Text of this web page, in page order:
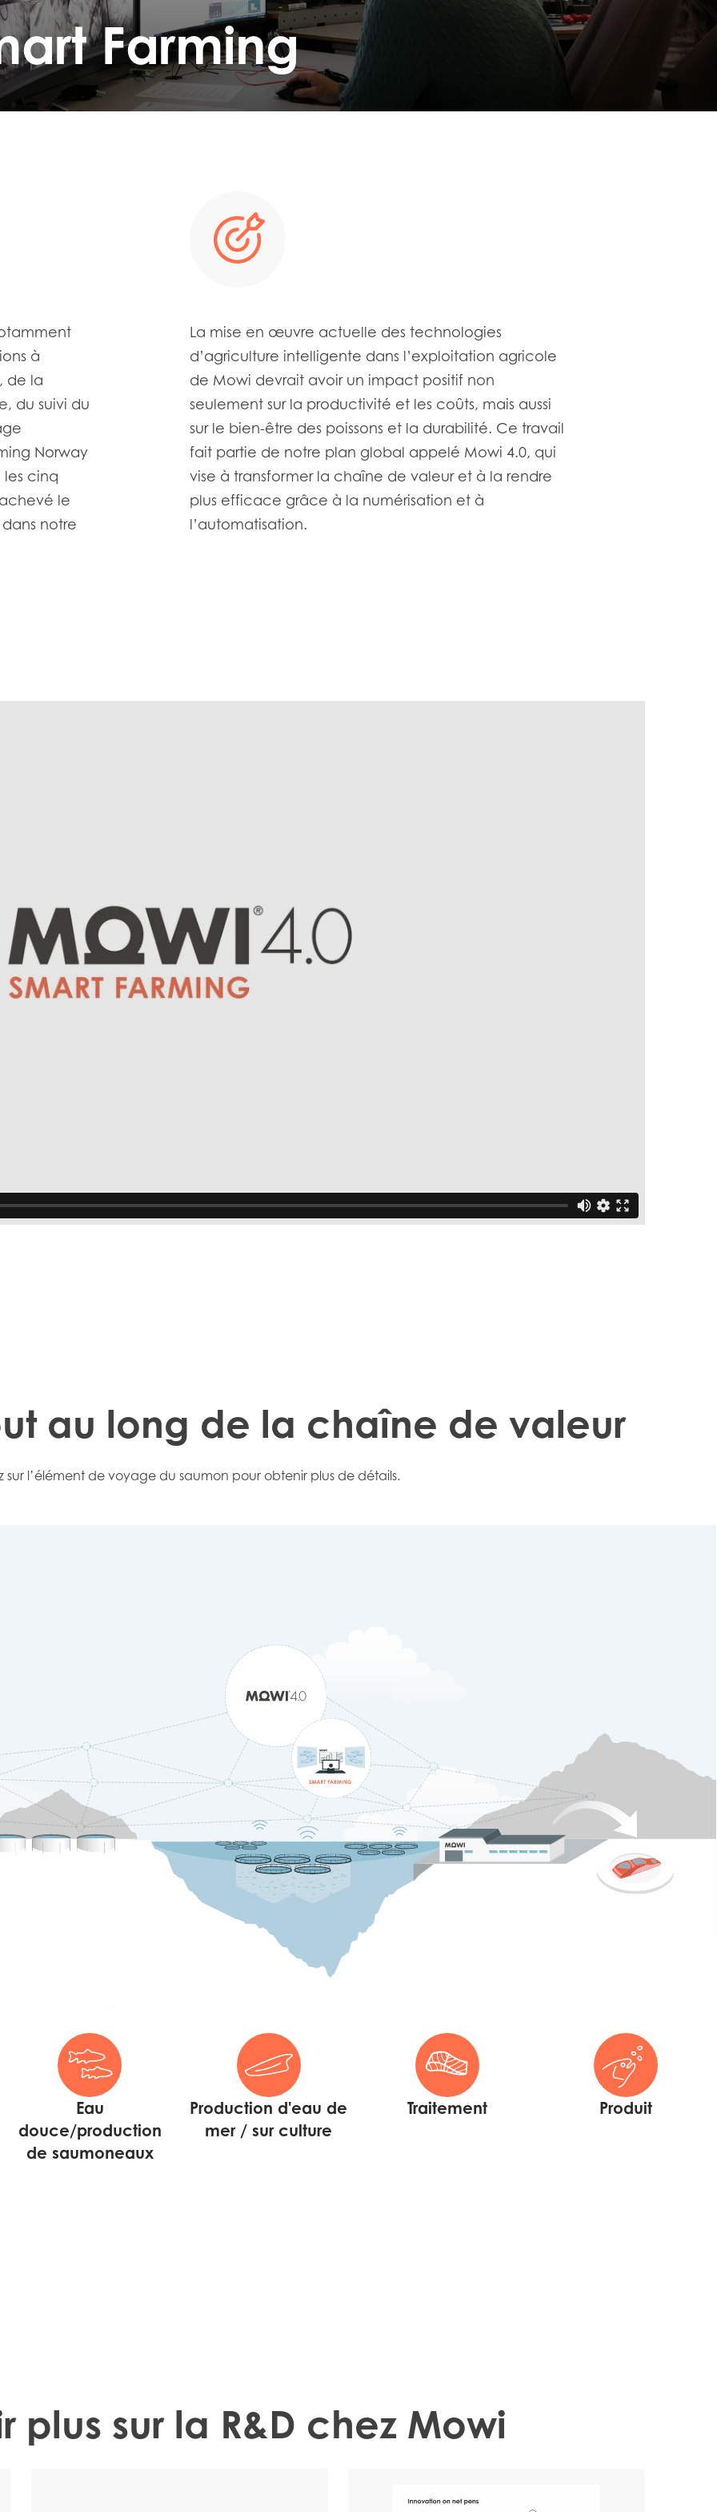
Mowi Germany
Mowi Poland
Mowi USA
Farming
à
de la
du suivi du
Norway
les cinq
le
notre
La mise en œuvre actuelle des technologies
d’agriculture intelligente dans l’exploitation agricole
de Mowi devrait avoir un impact positif non
seulement sur la productivité et les coûts, mais aussi
sur le bien-être des poissons et la durabilité. Ce travail
fait partie de notre plan global appelé Mowi 4.0, qui
vise à transformer la chaîne de valeur et à la rendre
plus efficace grâce à la numérisation et à
l’automatisation.
au long de la chaîne de valeur
sur l’élément de voyage du saumon pour obtenir plus de détails.
Eau
douce/production
de saumoneaux
Production d'eau de
mer / sur culture
Traitement Produit
plus sur la R&D chez Mowi